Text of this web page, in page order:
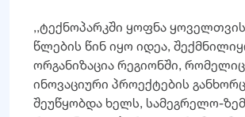
,,ტექნოპარკში ყოფნა ყოველთვის
წლების წინ იყო იდეა,
ორგანიზაცია რეგიონში, რომელიც
ინოვაციური პროექტების
შეუწყობდა ხელს, სამეგრელო-